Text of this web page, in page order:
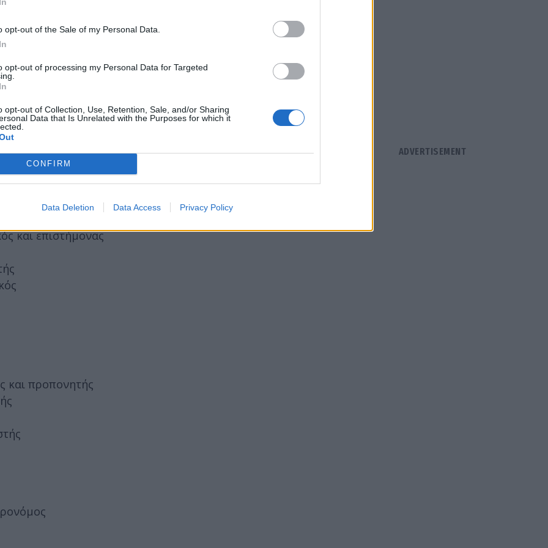
opt-out of the Sale of my Personal Data.
opt-out of processing my Personal Data for Targeted
opt-out of Collection, Use, Retention, Sale, and/or Sharing
Data that Is Unrelated with the Purposes for which it
CONFIRM
Data Deletion Data Access Privacy Policy
αρχής καταδικάζεται ο Μίκης Θεοδωράκης. Θα
από διάταγμα περί αμνηστίας.
την πρώτη σεληνάκατο στο διάστημα.
πραγματοποιεί την πρώτη του εμπορική πτήση με την Pan
Κένεντι προς το Διεθνές Αεροδρόμιο Χίθροου.
ποντίκι και γραφικό περιβάλλον χρήστη, παρουσιάζεται
και επιστήμονας
και προπονητής